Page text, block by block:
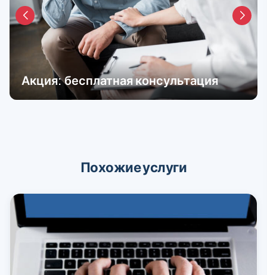
Акция: бесплатная консультация
Похожие услуги